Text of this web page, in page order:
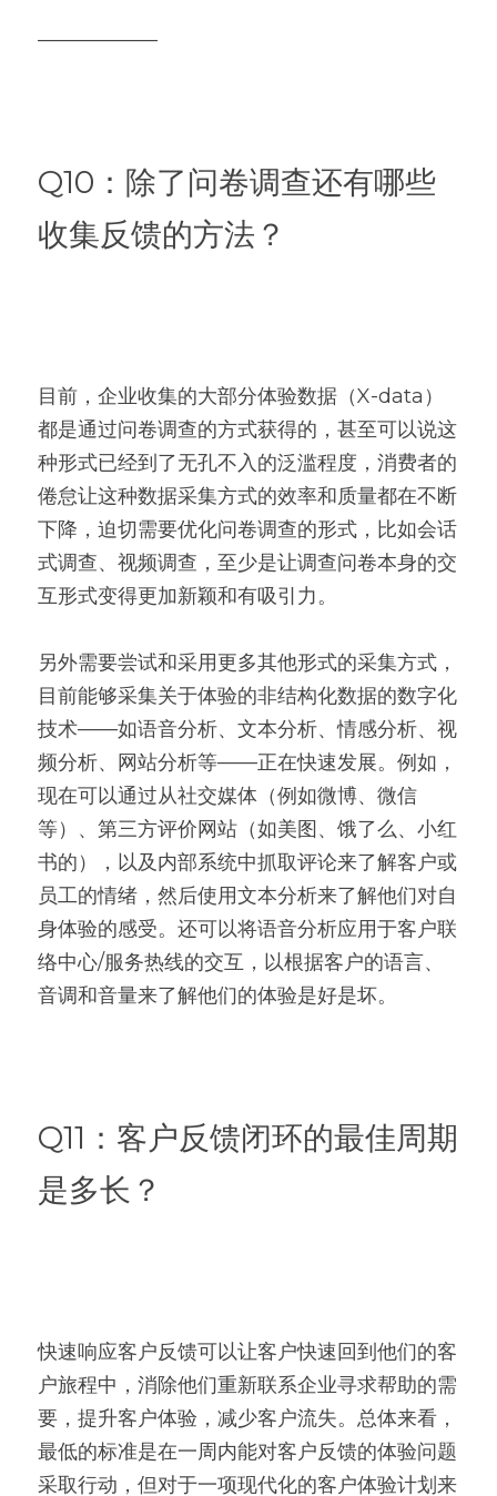
——————
Q10：除了问卷调查还有哪些
收集反馈的方法？
目前，企业收集的大部分体验数据（X-data）
都是通过问卷调查的方式获得的，甚至可以说这
种形式已经到了无孔不入的泛滥程度，消费者的
倦怠让这种数据采集方式的效率和质量都在不断
下降，迫切需要优化问卷调查的形式，比如会话
式调查、视频调查，至少是让调查问卷本身的交
互形式变得更加新颖和有吸引力。
另外需要尝试和采用更多其他形式的采集方式，
目前能够采集关于体验的非结构化数据的数字化
技术——如语音分析、文本分析、情感分析、视
频分析、网站分析等——正在快速发展。例如，
现在可以通过从社交媒体（例如微博、微信
等）、第三方评价网站（如美图、饿了么、小红
书的），以及内部系统中抓取评论来了解客户或
员工的情绪，然后使用文本分析来了解他们对自
身体验的感受。还可以将语音分析应用于客户联
络中心/服务热线的交互，以根据客户的语言、
音调和音量来了解他们的体验是好是坏。
Q11：客户反馈闭环的最佳周期
是多长？
快速响应客户反馈可以让客户快速回到他们的客
户旅程中，消除他们重新联系企业寻求帮助的需
要，提升客户体验，减少客户流失。总体来看，
最低的标准是在一周内能对客户反馈的体验问题
采取行动，但对于一项现代化的客户体验计划来